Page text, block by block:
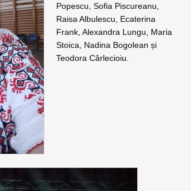
Popescu, Sofia Piscureanu,
Raisa Albulescu, Ecaterina
Frank, Alexandra Lungu, Maria
Stoica, Nadina Bogolean și
Teodora Cârlecioiu.